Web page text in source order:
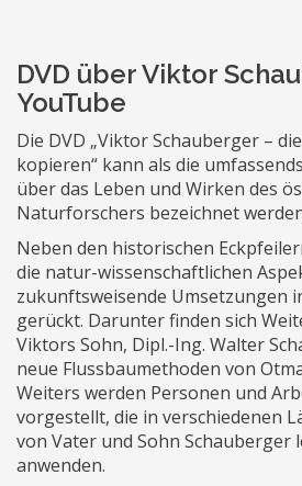
DVD über Viktor
YouTube
Die DVD „Viktor Schauberger –
kopieren“ kann als die
über das Leben und Wirken des
Naturforschers bezeichnet
Neben den historischen
die natur-wissenschaftlichen
zukunftsweisende Umsetzungen
gerückt. Darunter finden sich
Viktors Sohn, Dipl.-Ing. Walter
neue Flussbaumethoden von
Weiters werden Personen und
vorgestellt, die in verschiedenen
von Vater und Sohn Schauberger
anwenden.